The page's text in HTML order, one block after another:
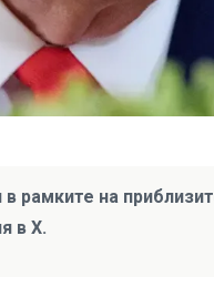
рамките на
в X.